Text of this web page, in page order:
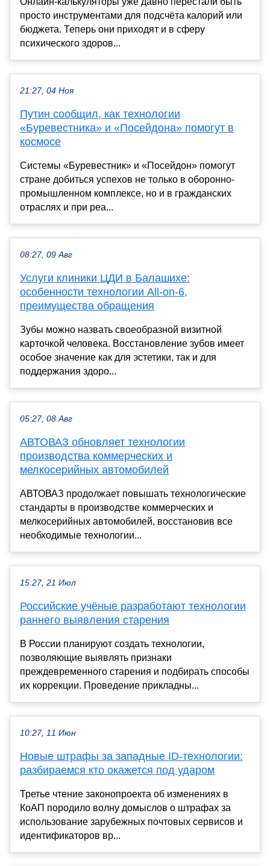
просто инструментами для подсчёта калорий или
бюджета. Теперь они приходят и в сферу
психического здоров...
21:27, 04 Ноя
Путин сообщил, как технологии
«Буревестника» и «Посейдона» помогут в
космосе
Системы «Буревестник» и «Посейдон» помогут
стране добиться успехов не только в оборонно-
промышленном комплексе, но и в гражданских
отраслях и при реа...
08:27, 09 Авг
Услуги клиники ЦДИ в Балашихе:
особенности технологии All-on-6,
преимущества обращения
Зубы можно назвать своеобразной визитной
карточкой человека. Восстановление зубов имеет
особое значение как для эстетики, так и для
поддержания здоро...
05:27, 08 Авг
АВТОВАЗ обновляет технологии
производства коммерческих и
мелкосерийных автомобилей
АВТОВАЗ продолжает повышать технологические
стандарты в производстве коммерческих и
мелкосерийных автомобилей, восстановив все
необходимые технологии...
15:27, 21 Июл
Российские учёные разработают технологии
раннего выявления старения
В России планируют создать технологии,
позволяющие выявлять признаки
преждевременного старения и подбирать способы
их коррекции. Проведение прикладны...
10:27, 11 Июн
Новые штрафы за западные ID‑технологии:
разбираемся кто окажется под ударом
Третье чтение законопроекта об изменениях в
КоАП породило волну домыслов о штрафах за
использование зарубежных почтовых сервисов и
идентификаторов вр...